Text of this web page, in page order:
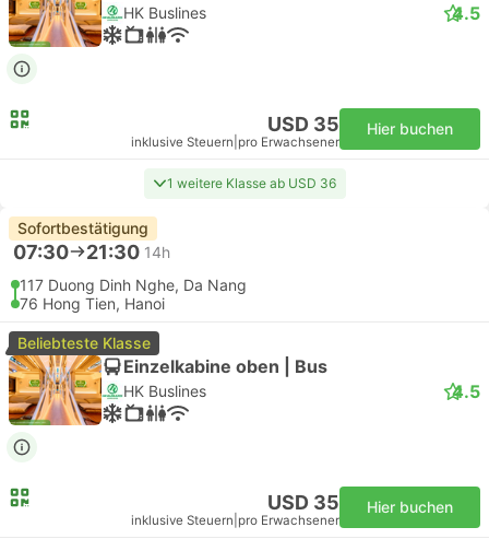
HK Buslines 4.5
USD 35
inklusive Steuern pro Erwachsener
Hier buchen
1 weitere Klasse ab USD 36
Sofortbestätigung
07:30 21:30 14h
117 Duong Dinh Nghe, Da Nang
76 Hong Tien, Hanoi
Beliebteste Klasse
Einzelkabine oben | Bus
HK Buslines 4.5
USD 35
inklusive Steuern pro Erwachsener
Hier buchen